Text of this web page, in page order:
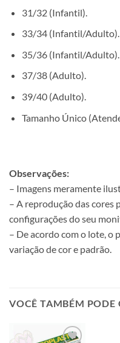
31/32 (Infantil).
33/34 (Infantil/Adulto).
35/36 (Infantil/Adulto).
37/38 (Adulto).
39/40 (Adulto).
Tamanho Único
Observações:
– Imagens meramente
– A reprodução das cores
configurações do seu
– De acordo com o lote, o
variação de cor e padrão.
VOCÊ TAMBÉM PODE